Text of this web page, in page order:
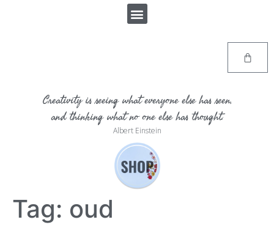
Creativity is seeing what everyone else has seen,
and thinking what no one else has thought.
Albert Einstein
Tag: oud